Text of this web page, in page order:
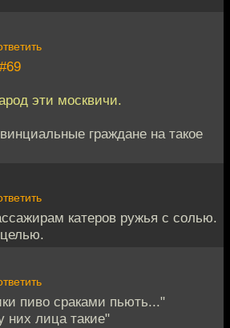
#69
эти москвичи.
граждане на такое
катеров ружья с солью.
пиво сраками пьють..."
них лица такие"